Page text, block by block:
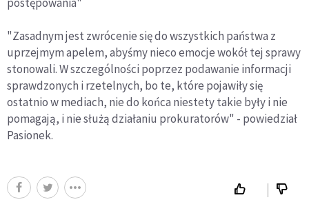
"Zasadnym jest zwrócenie się do wszystkich państwa z
uprzejmym apelem, abyśmy nieco emocje wokół tej sprawy
stonowali. W szczególności poprzez podawanie informacji
sprawdzonych i rzetelnych, bo te, które pojawiły się
ostatnio w mediach, nie do końca niestety takie były i nie
pomagają, i nie służą działaniu prokuratorów" - powiedział
Pasionek.